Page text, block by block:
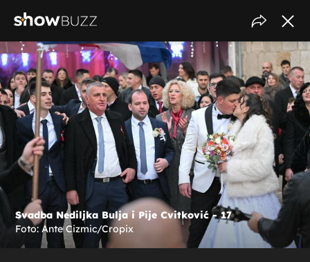
Svadba Nediljka Bulja i Pije Cvitković - 17
Foto: Ante Cizmic/Cropix